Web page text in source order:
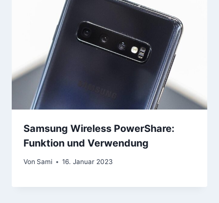
Samsung Wireless PowerShare:
Funktion und Verwendung
Von Sami 16. Januar 2023